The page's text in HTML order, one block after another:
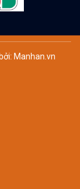
Manhan.vn